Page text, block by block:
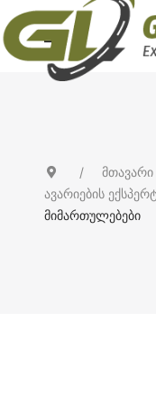
მთავარი
ავარიების
მიმართულებები